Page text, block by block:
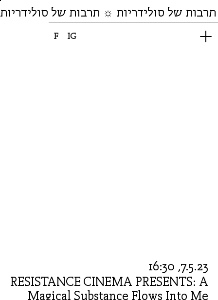
F IG
של סולידריות ☼ תרבות של סולידריות
RESISTANCE CINEMA PRESENTS: A
Magical Substance Flows Into Me
7.5.23, 16:30